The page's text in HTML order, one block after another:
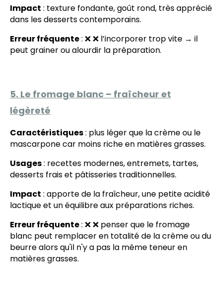
Impact : texture fondante, goût rond, très apprécié
dans les desserts contemporains.
Erreur fréquente: ❌ ❌ l’incorporer trop vite → il
peut grainer ou alourdir la préparation.
5. Le fromage blanc – fraîcheur et
légèreté
Caractéristiques: plus léger que la crème ou le
mascarpone car moins riche en matières grasses.
Usages: recettes modernes, entremets, tartes,
desserts frais et pâtisseries traditionnelles.
Impact : apporte de la fraîcheur, une petite acidité
lactique et un équilibre aux préparations riches.
Erreur fréquente: ❌ ❌ penser que le fromage
blanc peut remplacer en totalité de la crème ou du
beurre alors qu'il n'y a pas la même teneur en
matières grasses.